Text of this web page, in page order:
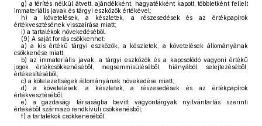
g) a térítés nélkül átvett, ajándékként, hagyatékként kapott, többletként fellelt
immateriális javak és tárgyi eszközök értékével;
h) a követelések, a készletek, a részesedések és az értékpapírok
értékvesztésének visszaírása miatt;
i) a tartalékok növekedéséből.
(9) A saját forrás csökkenhet:
a) a kis értékű tárgyi eszközök, a készletek, a követelések állományának
csökkenése miatt;
b) az immateriális javak, a tárgyi eszközök és a kapcsolódó vagyoni értékű
jogok értékcsökkenéséből, megsemmisüléséből, hiányából, selejtezéséből,
értékesítéséből;
c) a kötelezettségek állományának növekedése miatt;
d) a követelések, a készletek, a részesedések és az értékpapírok
értékvesztéséből;
e) a gazdasági társaságba bevitt vagyontárgyak nyilvántartás szerinti
értékéből származó rendkívüli csökkenésből;
f) a tartalékok csökkenéséből.